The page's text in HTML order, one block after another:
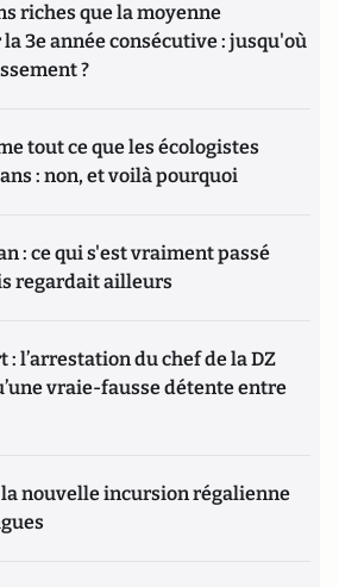
riches que la moyenne
3e année consécutive : jusqu'où
?
tout ce que les écologistes
: non, et voilà pourquoi
: ce qui s'est vraiment passé
regardait ailleurs
l’arrestation du chef de la DZ
vraie-fausse détente entre
la nouvelle incursion régalienne